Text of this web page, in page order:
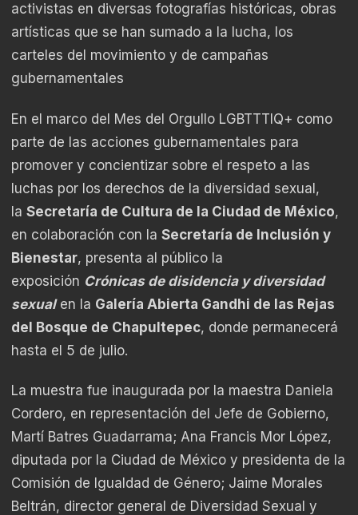
activistas en diversas fotografías históricas, obras
artísticas que se han sumado a la lucha, los
carteles del movimiento y de campañas
gubernamentales
En el marco del Mes del Orgullo LGBTTTIQ+ como
parte de las acciones gubernamentales para
promover y concientizar sobre el respeto a las
luchas por los derechos de la diversidad sexual,
la Secretaría de Cultura de la Ciudad de México,
en colaboración con la Secretaría de Inclusión y
Bienestar, presenta al público la
exposición Crónicas de disidencia y diversidad
sexualen la Galería Abierta Gandhi de las Rejas
del Bosque de Chapultepec, donde permanecerá
hasta el 5 de julio.
La muestra fue inaugurada por la maestra Daniela
Cordero, en representación del Jefe de Gobierno,
Martí Batres Guadarrama; Ana Francis Mor López,
diputada por la Ciudad de México y presidenta de la
Comisión de Igualdad de Género; Jaime Morales
Beltrán, director general de Diversidad Sexual y